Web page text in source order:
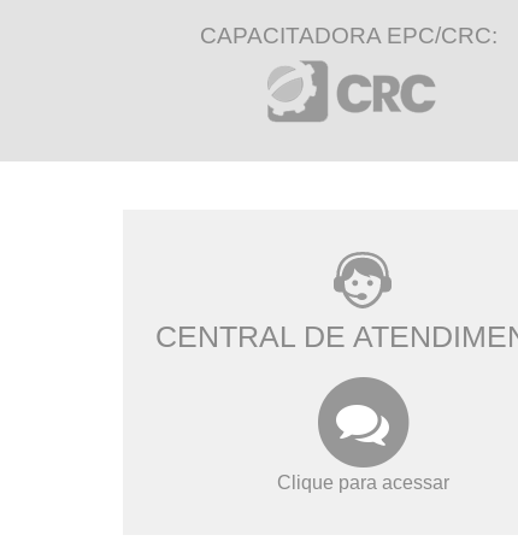
CAPACITADORA EPC/CRC:
CENTRAL DE
Clique para acessar